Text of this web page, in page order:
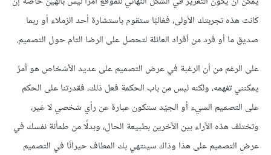
كانت هذه تجربتك الأولى، فغالبًا ستقوم باستشارة أحد الزملاء أو ربما
صديق ما أو فرد من أفراد العائلة لتحصل على الرضا التام حول التصميم.
على الرغم من أن الرغبة في عرض التصميم على عديد الأشخاص هو أمرٌ
يمكنني تفهمه، ولكنه ليس من باب الحكمة فعل ذلك، فقدرتنا على الحكم
على التصميم السيء أو الجيّد ستكون عبارة عن رأي شخصي لا غير،
وتختلف هذه الآراء بين الآخرين بطبيعة الحال، وبدلًا من طمأنة نفسك في
عرض التصميم على هذا وذاك سينتهي بك المطاف حيرانًا في التصميم